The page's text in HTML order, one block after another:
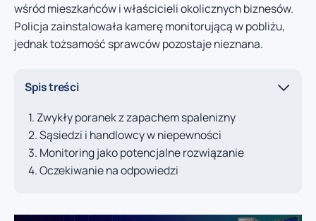
wśród mieszkańców i właścicieli okolicznych biznesów.
Policja zainstalowała kamerę monitorującą w pobliżu,
jednak tożsamość sprawców pozostaje nieznana.
Spis treści
Zwykły poranek z zapachem spalenizny
Sąsiedzi i handlowcy w niepewności
Monitoring jako potencjalne rozwiązanie
Oczekiwanie na odpowiedzi